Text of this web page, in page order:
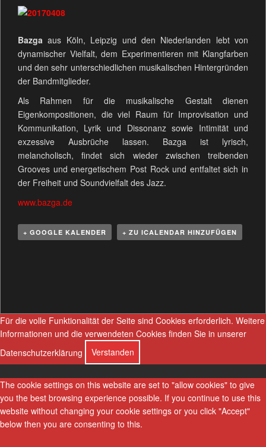
Bazga aus Köln, Leipzig und den Niederlanden lebt von
dynamischer Vielfalt, dem Experimentieren mit Klangfarben
und den sehr unterschiedlichen musikalischen Hintergründen
der Bandmitglieder.
Als Rahmen für die musikalische Gestalt dienen
Eigenkompositionen, die viel Raum für Improvisation und
Kommunikation, Lyrik und Dissonanz sowie Intimität und
exzessive Ausbrüche lassen. Bazga ist lyrisch,
melancholisch, findet sich wieder zwischen treibenden
Grooves und energetischem Post Rock und entfaltet sich in
der Freiheit und Soundvielfalt des Jazz.
www.bazga.de
+ GOOGLE KALENDER + ZU ICALENDAR HINZUFÜGEN
n
s
a
t
u
n
g
Für die volle Funktionalität der Seite sind Cookies erforderlich. Weitere
Informationen und die verwendeten Cookies finden Sie in unserer
Datenschutzerklärung
Verstanden
The cookie settings on this website are set to "allow cookies" to give
you the best browsing experience possible. If you continue to use this
website without changing your cookie settings or you click "Accept"
below then you are consenting to this.